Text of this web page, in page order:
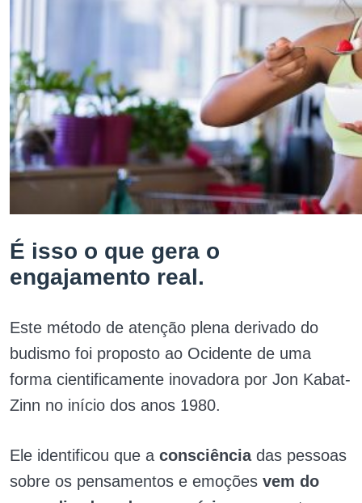
É isso o que gera o
engajamento real.
Este método de atenção plena derivado do
budismo foi proposto ao Ocidente de uma
forma cientificamente inovadora por Jon Kabat-
Zinn no início dos anos 1980.
Ele identificou que a consciênciadas pessoas
sobre os pensamentos e emoções vem do